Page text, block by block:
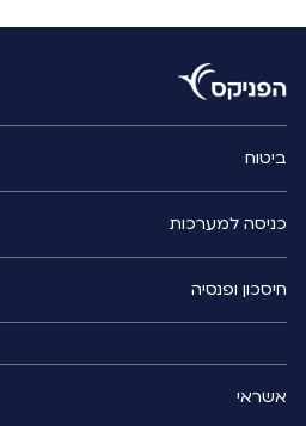
ביטוח
כניסה למערכות
חיסכון ופנסיה
אשראי